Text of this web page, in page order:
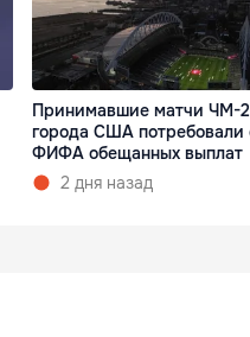
Принимавшие матчи ЧМ-
города США потребовали
ФИФА обещанных выплат
2 дня назад